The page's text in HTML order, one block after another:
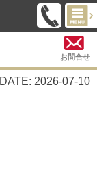
お問合せ
DATE: 2026-07-10